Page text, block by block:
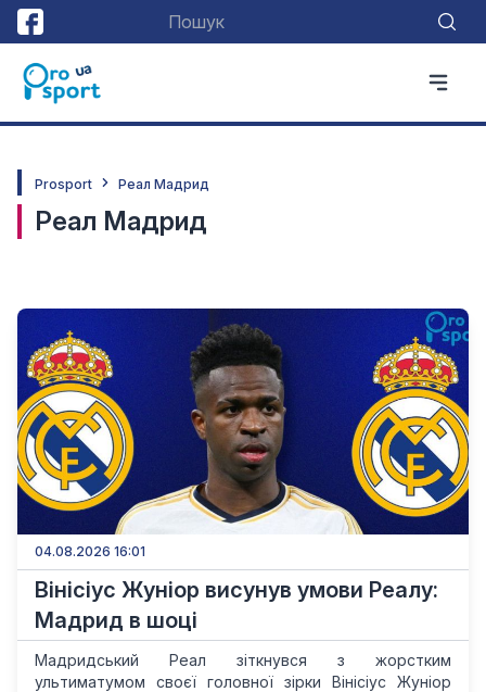
Prosport Реал Мадрид
Реал Мадрид
04.08.2026 16:01
Вінісіус Жуніор висунув умови Реалу:
Мадрид в шоці
Мадридський Реал зіткнувся з жорстким
ультиматумом своєї головної зірки Вінісіус Жуніор